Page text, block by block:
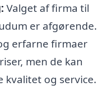
Valget af firma til
er afgørende.
erfarne firmaer
men de kan
kvalitet og service.